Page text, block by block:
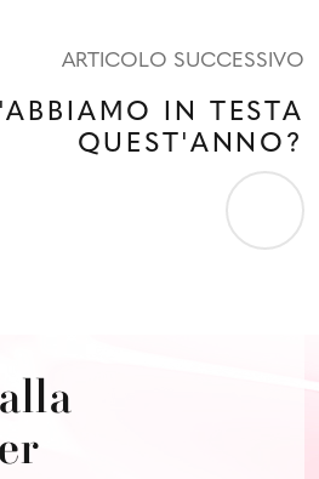
ARTICOLO SUCCESSIVO
IN TESTA
QUEST'ANNO?